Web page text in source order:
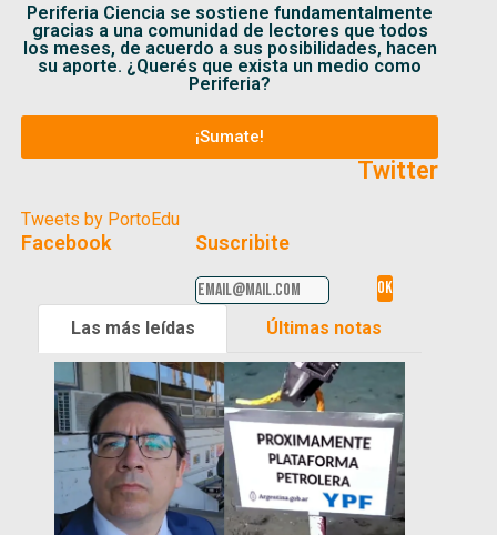
Periferia Ciencia se sostiene fundamentalmente
gracias a una comunidad de lectores que todos
los meses, de acuerdo a sus posibilidades, hacen
su aporte. ¿Querés que exista un medio como
Periferia?
¡Sumate!
Twitter
Tweets by PortoEdu
Facebook Suscribite
Las más leídas Últimas notas